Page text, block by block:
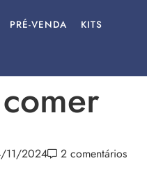
PRÉ-VENDA KITS
11/2024 2 comentários